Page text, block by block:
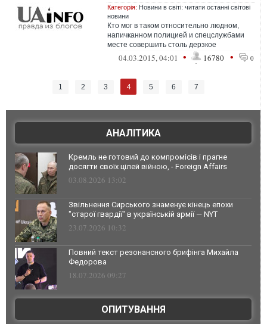
Категорія: Новини в світі: читати останні світові
новини
Кто мог в таком относительно людном,
напичканном полицией и спецслужбами
месте совершить столь дерзкое
преступление, причём против лица,
находящегося ...
04.03.2015, 04:01 • 16780 • 0
1 2 3 4 5 6 7
АНАЛІТИКА
Кремль не готовий до компромісів і прагне
досягти своїх цілей війною, - Foreign Affairs
03.08.2026 13:02
Звільнення Сирського знаменує кінець епохи
"старої гвардії" в українській армії — NYT
23.07.2026 10:32
Повний текст резонансного брифінга Михайла
Федорова
18.07.2026 09:27
ОПИТУВАННЯ